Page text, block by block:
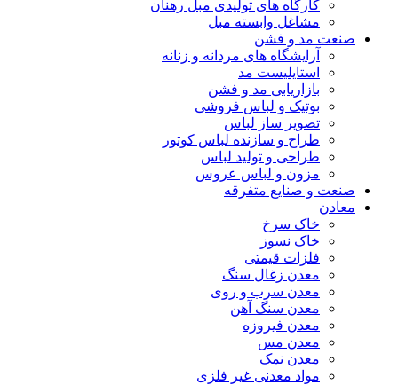
کارگاه های تولیدی مبل رهنان
مشاغل وابسته مبل
صنعت مد و فشن
آرایشگاه های مردانه و زنانه
استایلیست مد
بازاریابی مد و فشن
بوتیک و لباس فروشی
تصویر ساز لباس
طراح و سازنده لباس کوتور
طراحی و تولید لباس
مزون و لباس عروس
صنعت و صنایع متفرقه
معادن
خاک سرخ
خاک نسوز
فلزات قیمتی
معدن زغال سنگ
معدن سرب و روی
معدن سنگ آهن
معدن فیروزه
معدن مس
معدن نمک
مواد معدنی غیر فلزی